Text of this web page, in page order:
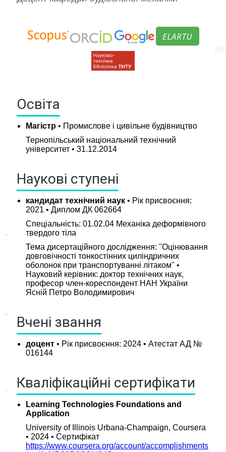
Обов'язкові дисципліни
Вибіркові дисципліни рекомендовані кафедрою та
Курсове проектування
Кваліфікаційні роботи
Академічна доброчесність
Бібліотека
Бланки
Дистанційне навчання
Наукові гуртки
Психологічна допомога і підтримка
Стипендії та оплата за навчання
Наука
Наукова робота
Наукові проекти
Наукові публікації
Міжнародна співпраця
Подвійні дипломи
Міжнародні проекти
Освіта
Магістр • Промислове і цивільне будівництво
Тернопільський національний технічний
університет • 31.12.2014
Наукові ступені
кандидат технічний наук • Рік присвоєння:
2021 • Диплом ДК 062664
Спеціальність: 01.02.04 Механіка деформівного
твердого тіла
Тема дисертаційного дослідження: "Оцінювання
довговічності тонкостінних циліндричних
оболонок при транспортуванні літаком" •
Науковий керівник: доктор технічних наук,
професор член-кореспондент НАН України
Ясній Петро Володимирович
Вчені звання
доцент • Рік присвоєння: 2024 • Атестат АД №
016144
Кваліфікаційні сертифікати
Learning Technologies Foundations and
Application
University of Illinois Urbana-Champaign, Coursera
• 2024 • Cертифікат
https://www.coursera.org/account/accomplishments